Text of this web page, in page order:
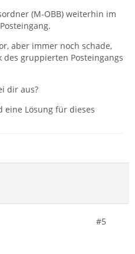
(M-OBB) weiterhin im
aber immer noch schade,
gruppierten Posteingangs
dir aus?
eine Lösung für dieses
#5